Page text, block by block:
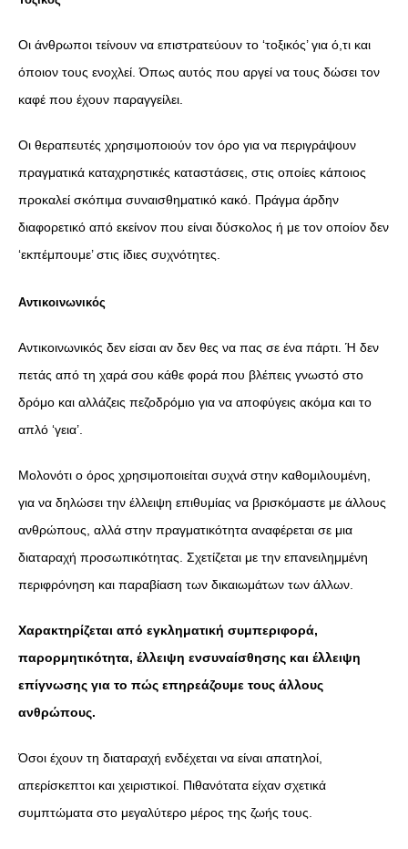
Οι άνθρωποι τείνουν να επιστρατεύουν το ‘τοξικός’ για ό,τι και
όποιον τους ενοχλεί. Όπως αυτός που αργεί να τους δώσει τον
καφέ που έχουν παραγγείλει.
Οι θεραπευτές χρησιμοποιούν τον όρο για να περιγράψουν
πραγματικά καταχρηστικές καταστάσεις, στις οποίες κάποιος
προκαλεί σκόπιμα συναισθηματικό κακό. Πράγμα άρδην
διαφορετικό από εκείνον που είναι δύσκολος ή με τον οποίον δεν
‘εκπέμπουμε’ στις ίδιες συχνότητες.
Αντικοινωνικός
Αντικοινωνικός δεν είσαι αν δεν θες να πας σε ένα πάρτι. Ή δεν
πετάς από τη χαρά σου κάθε φορά που βλέπεις γνωστό στο
δρόμο και αλλάζεις πεζοδρόμιο για να αποφύγεις ακόμα και το
απλό ‘γεια’.
Μολονότι ο όρος χρησιμοποιείται συχνά στην καθομιλουμένη,
για να δηλώσει την έλλειψη επιθυμίας να βρισκόμαστε με άλλους
ανθρώπους, αλλά στην πραγματικότητα αναφέρεται σε μια
διαταραχή προσωπικότητας. Σχετίζεται με την επανειλημμένη
περιφρόνηση και παραβίαση των δικαιωμάτων των άλλων.
Χαρακτηρίζεται από εγκληματική συμπεριφορά,
παρορμητικότητα, έλλειψη ενσυναίσθησης και έλλειψη
επίγνωσης για το πώς επηρεάζουμε τους άλλους
ανθρώπους.
Όσοι έχουν τη διαταραχή ενδέχεται να είναι απατηλοί,
απερίσκεπτοι και χειριστικοί. Πιθανότατα είχαν σχετικά
συμπτώματα στο μεγαλύτερο μέρος της ζωής τους.